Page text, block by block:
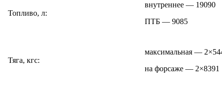
Топливо, л:
внутреннее — 19090
ПТБ — 9085
Тяга, кгс:
максимальная —
на форсаже — 2×8391